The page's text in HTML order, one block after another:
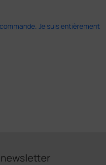
Je suis entièrement